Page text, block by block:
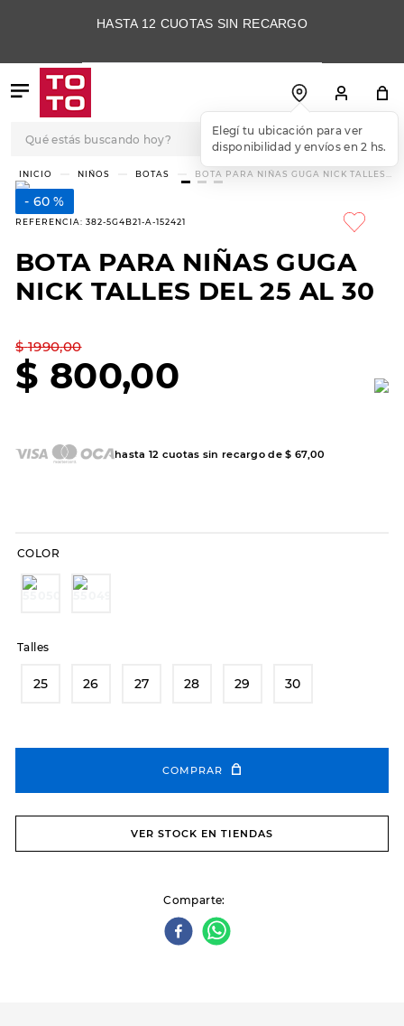
HASTA 12 CUOTAS SIN RECARGO
Elegí tu ubicación para ver
disponibilidad y envíos en 2 hs.
NIÑOS BOTAS
BOTA PARA NIÑAS GUGA NICK TALLES
DEL 25 AL 30
60 %
REFERENCIA: 382-5G4B21-A-152421
BOTA PARA NIÑAS GUGA
NICK TALLES DEL 25 AL 30
$ 1990,00
$ 800,00
hasta 12 cuotas sin recargo de$ 67, 00
COLOR
Talles
25 26 27 28 29 30
COMPRAR
VER STOCK EN TIENDAS
Comparte
TÉRMINOS MÁS
BUSCADOS
.
3
skechers slip-ins